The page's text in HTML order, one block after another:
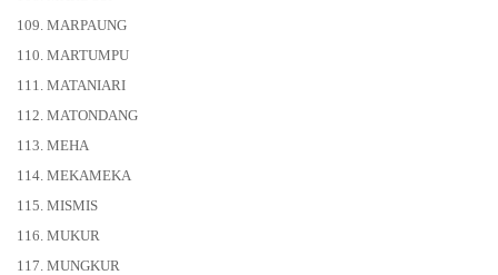
109. MARPAUNG
110. MARTUMPU
111. MATANIARI
112. MATONDANG
113. MEHA
114. MEKAMEKA
115. MISMIS
116. MUKUR
117. MUNGKUR